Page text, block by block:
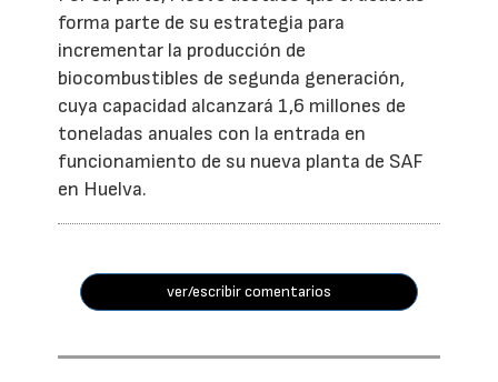
forma parte de su estrategia para
incrementar la producción de
biocombustibles de segunda generación,
cuya capacidad alcanzará 1,6 millones de
toneladas anuales con la entrada en
funcionamiento de su nueva planta de SAF
en Huelva.
ver/escribir comentarios